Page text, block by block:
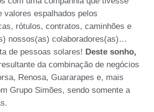
valores espalhados pelos
rótulos, contratos, caminhões e
nossos(as) colaboradores(as)…
de pessoas solares! Deste sonho,
da combinação de negócios
Renosa, Guararapes e, mais
Grupo Simões, sendo somente a